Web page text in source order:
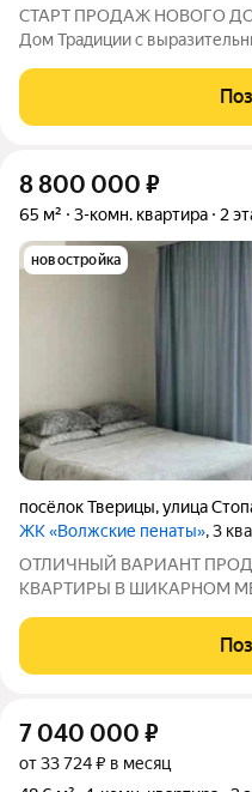
СТАРТ ПРОДАЖ НОВОГО
Дом Традиции с
газовым отоплением и
расположен в богатом
8 800 000 ₽
65 м² 3-комн. квартира 2
новостройка
посёлок Тверицы,улица
ЖК «Волжские пенаты», 3
ОТЛИЧНЫЙ ВАРИАНТ
КВАРТИРЫ В ШИКАРНОМ
зоной.Иван О КВАРТИРЕ:
О ДОМЕ: блочный 2021
7 040 000 ₽
от 33 724 ₽ в месяц